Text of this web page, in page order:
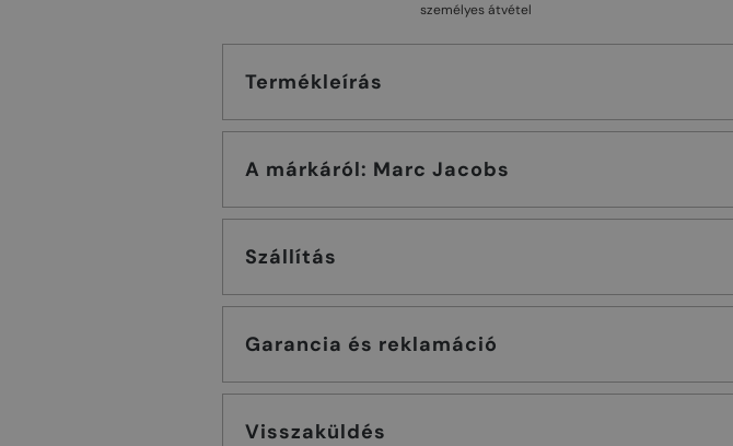
személyes átvétel
Termékleírás
A márkáról: Marc Jacobs
Szállítás
Garancia és reklamáció
Visszaküldés